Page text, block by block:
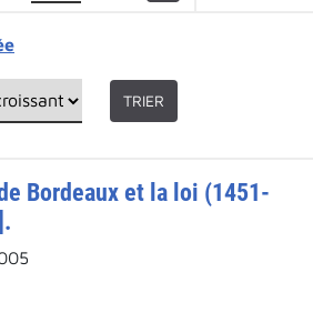
TRIER
Bordeaux et la loi (1451-